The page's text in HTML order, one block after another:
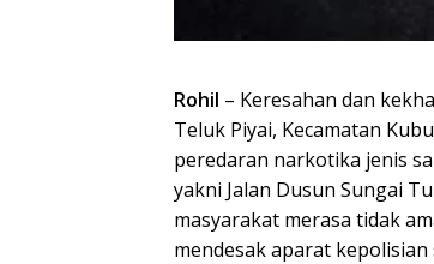
Rohil – Keresahan dan
Teluk Piyai, Kecamatan
peredaran narkotika jenis
yakni Jalan Dusun Sungai
masyarakat merasa tidak
mendesak aparat